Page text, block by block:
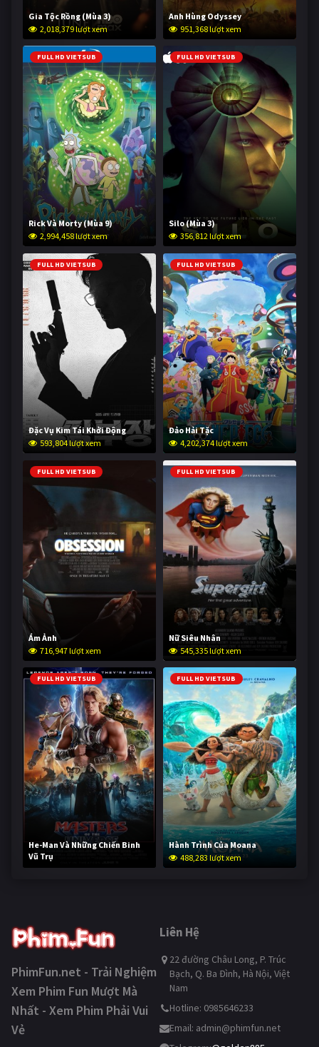
Gia Tộc Rồng (Mùa 3)
2,018,379 lượt xem
Anh Hùng Odyssey
951,368 lượt xem
FULL HD VIETSUB
Rick Và Morty (Mùa 9)
2,994,458 lượt xem
FULL HD VIETSUB
Silo (Mùa 3)
356,812 lượt xem
FULL HD VIETSUB
Đặc Vụ Kim Tái Khởi Động
593,804 lượt xem
FULL HD VIETSUB
Đảo Hải Tặc
4,202,374 lượt xem
FULL HD VIETSUB
Ám Ảnh
716,947 lượt xem
FULL HD VIETSUB
Nữ Siêu Nhân
545,335 lượt xem
FULL HD VIETSUB
He-Man Và Những Chiến Binh
Vũ Trụ
236,832 lượt xem
FULL HD VIETSUB
Hành Trình Của Moana
488,283 lượt xem
PhimFun.net - Trải Nghiệm
Xem Phim Fun Mượt Mà
Nhất - Xem Phim Phải Vui
Vẻ
Liên Hệ
22 đường Châu Long, P. Trúc
Bạch, Q. Ba Đình, Hà Nội, Việt
Nam
Hotline: 0985646233
Email: admin@phimfun.net